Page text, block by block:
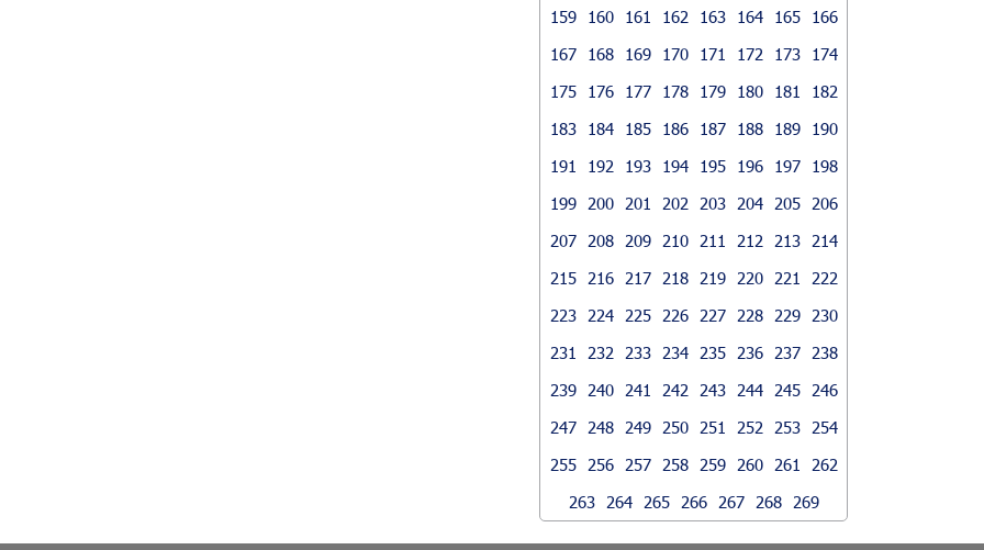
159
160 161 162 163 164 165
166
167
168 169 170 171 172 173
174
175
176 177 178 179 180 181
182
183
184 185 186 187 188 189
190
191
192 193 194 195 196 197
198
199
200 201 202 203 204 205
206
207
208 209 210 211 212 213
214
215
216 217 218 219 220 221
222
223
224 225 226 227 228 229
230
231
232 233 234 235 236 237
238
239
240 241 242 243 244 245
246
247
248 249 250 251 252 253
254
255
256 257 258 259 260 261
262
263
264 265 266 267 268 269